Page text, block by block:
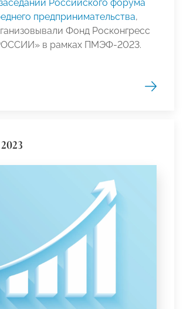
Российского форума
предпринимательства,
Фонд Росконгресс
в рамках ПМЭФ-2023.